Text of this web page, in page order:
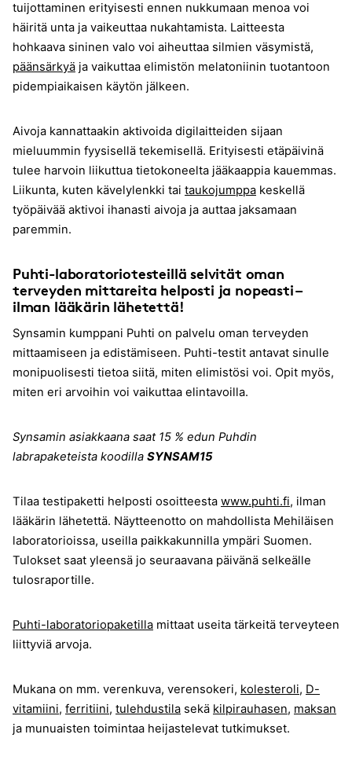
tuijottaminen erityisesti ennen nukkumaan menoa voi
häiritä unta ja vaikeuttaa nukahtamista. Laitteesta
hohkaava sininen valo voi aiheuttaa silmien väsymistä,
päänsärkyä ja vaikuttaa elimistön melatoniinin tuotantoon
pidempiaikaisen käytön jälkeen.
Aivoja kannattaakin aktivoida digilaitteiden sijaan
mieluummin fyysisellä tekemisellä. Erityisesti etäpäivinä
tulee harvoin liikuttua tietokoneelta jääkaappia kauemmas.
Liikunta, kuten kävelylenkki tai taukojumppa keskellä
työpäivää aktivoi ihanasti aivoja ja auttaa jaksamaan
paremmin.
Puhti-laboratoriotesteillä selvität oman
terveyden mittareita helposti ja nopeasti –
ilman lääkärin lähetettä!
Synsamin kumppani Puhti on palvelu oman terveyden
mittaamiseen ja edistämiseen. Puhti-testit antavat sinulle
monipuolisesti tietoa siitä, miten elimistösi voi. Opit myös,
miten eri arvoihin voi vaikuttaa elintavoilla.
Synsamin asiakkaana saat 15 % edun Puhdin
labrapaketeista koodilla SYNSAM15
Tilaa testipaketti helposti osoitteesta www.puhti.fi, ilman
lääkärin lähetettä. Näytteenotto on mahdollista Mehiläisen
laboratorioissa, useilla paikkakunnilla ympäri Suomen.
Tulokset saat yleensä jo seuraavana päivänä selkeälle
tulosraportille.
Puhti-laboratoriopaketilla mittaat useita tärkeitä terveyteen
liittyviä arvoja.
Mukana on mm. verenkuva, verensokeri, kolesteroli, D-
vitamiini, ferritiini, tulehdustila sekä kilpirauhasen, maksan
ja munuaisten toimintaa heijastelevat tutkimukset.